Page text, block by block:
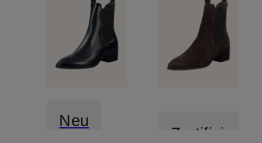
Neu
Zertifiziert